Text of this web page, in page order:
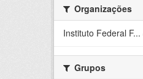
Organizações
Instituto Federal F...
Grupos